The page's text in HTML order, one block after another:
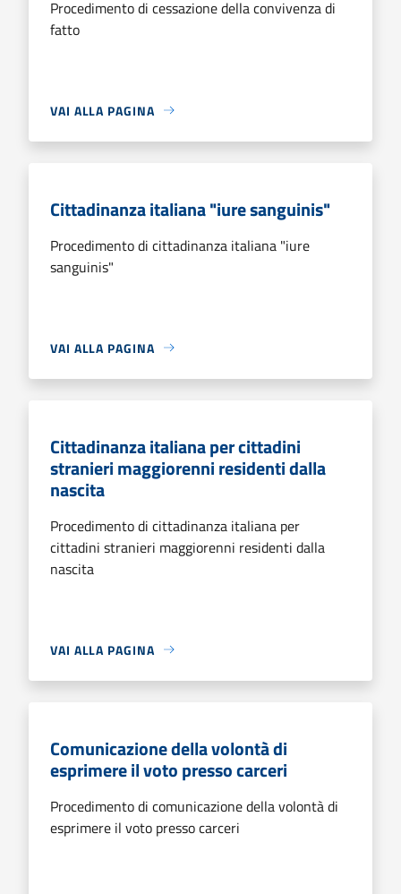
Procedimento di cessazione della convivenza di
fatto
VAI ALLA PAGINA
Cittadinanza italiana "iure sanguinis"
Procedimento di cittadinanza italiana "iure
sanguinis"
VAI ALLA PAGINA
Cittadinanza italiana per cittadini
stranieri maggiorenni residenti dalla
nascita
Procedimento di cittadinanza italiana per
cittadini stranieri maggiorenni residenti dalla
nascita
VAI ALLA PAGINA
Comunicazione della volontà di
esprimere il voto presso carceri
Procedimento di comunicazione della volontà di
esprimere il voto presso carceri